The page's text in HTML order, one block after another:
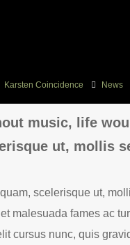
Karsten Coincidence News
music, life
ut, mollis
scelerisque ut,
malesuada fames ac
cursus nunc, quis